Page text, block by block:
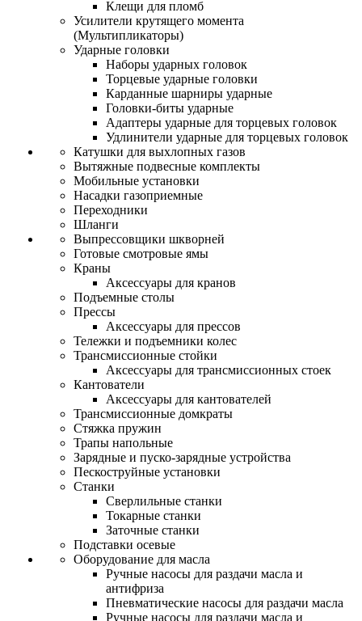
Клещи для пломб
Усилители крутящего момента
(Мультипликаторы)
Ударные головки
Наборы ударных головок
Торцевые ударные головки
Карданные шарниры ударные
Головки-биты ударные
Адаптеры ударные для торцевых головок
Удлинители ударные для торцевых головок
Катушки для выхлопных газов
Вытяжные подвесные комплекты
Мобильные установки
Насадки газоприемные
Переходники
Шланги
Выпрессовщики шкворней
Готовые смотровые ямы
Краны
Аксессуары для кранов
Подъемные столы
Прессы
Аксессуары для прессов
Тележки и подъемники колес
Трансмиссионные стойки
Аксессуары для трансмиссионных стоек
Кантователи
Аксессуары для кантователей
Трансмиссионные домкраты
Стяжка пружин
Трапы напольные
Зарядные и пуско-зарядные устройства
Пескоструйные установки
Станки
Сверлильные станки
Токарные станки
Заточные станки
Подставки осевые
Оборудование для масла
Ручные насосы для раздачи масла и
антифриза
Пневматические насосы для раздачи масла
Ручные насосы для раздачи масла и